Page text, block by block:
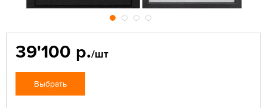
39'100 р./шт
Выбрать